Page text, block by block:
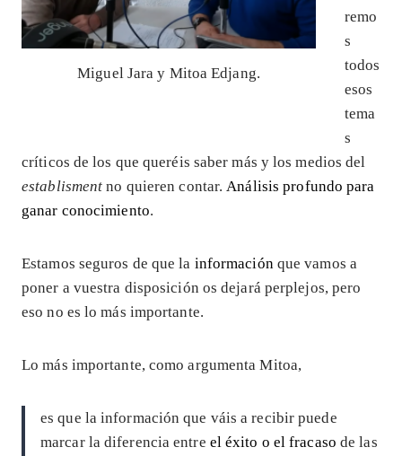
Miguel Jara y Mitoa Edjang.
remo
s
todos
esos
tema
s
críticos de los que queréis saber más y los medios del
establisment no quieren contar. Análisis profundo para
ganar conocimiento.
Estamos seguros de que la información que vamos a
poner a vuestra disposición os dejará perplejos, pero
eso no es lo más importante.
Lo más importante, como argumenta Mitoa,
es que la información que váis a recibir puede
marcar la diferencia entre el éxito o el fracaso de las